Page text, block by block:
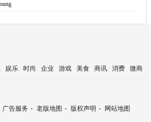
娱乐 时尚 企业 游戏 美食 商讯 消费 微商
广告服务 - 老版地图 - 版权声明 - 网站地图